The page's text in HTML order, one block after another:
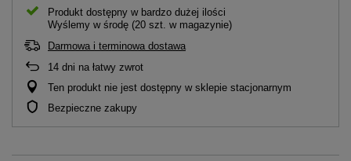
Produkt dostępny w bardzo dużej ilości
Wyślemy w środę (20 szt. w magazynie)
Darmowa i terminowa dostawa
14 dni na łatwy zwrot
Ten produkt nie jest dostępny w sklepie stacjonarnym
Bezpieczne zakupy